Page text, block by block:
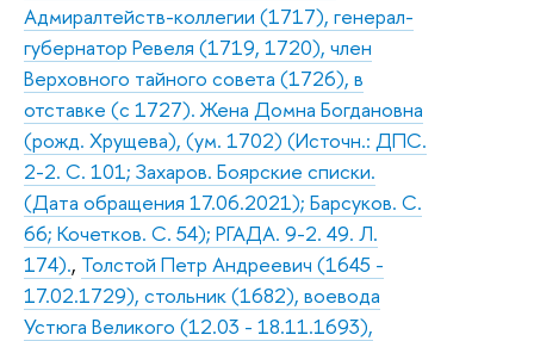
Адмиралтейств-коллегии (1717), генерал-
губернатор Ревеля (1719, 1720), член
Верховного тайного совета (1726), в
отставке (с 1727). Жена Домна Богдановна
(рожд. Хрущева), (ум. 1702) (Источн.: ДПС.
2-2. С. 101; Захаров. Боярские списки.
(Дата обращения 17.06.2021); Барсуков. С.
66; Кочетков. С. 54); РГАДА. 9-2. 49. Л.
174)., Толстой Петр Андреевич (1645 -
17.02.1729), стольник (1682), воевода
Устюга Великого (12.03 - 18.11.1693),